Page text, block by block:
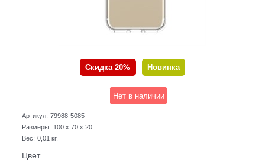
Скидка 20% Новинка
Нет в наличии
Артикул: 79988-5085
Размеры: 100 x 70 x 20
Вес: 0,01 кг.
Цвет